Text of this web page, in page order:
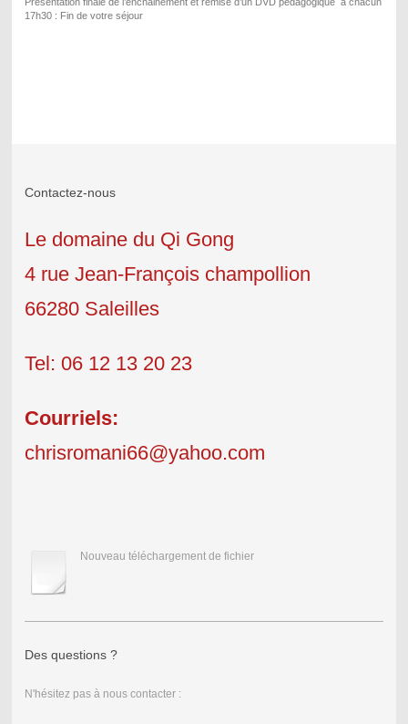
17h30 : Fin de votre séjour
Contactez-nous
Le domaine du Qi Gong
4 rue Jean-François champollion
66280 Saleilles
Tel: 06 12 13 20 23
Courriels:
chrisromani66@yahoo.com
Nouveau téléchargement de fichier
Des questions ?
N'hésitez pas à nous contacter :